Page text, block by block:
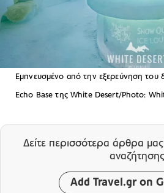
Εμπνευσμένο από την εξερεύνηση του
Echo Base της White Desert/Photo:
Δείτε περισσότερα άρθρα μας
αναζήτησης
Add Travel.gr on